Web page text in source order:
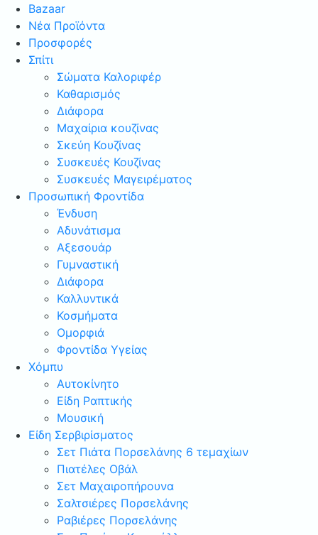
Bazaar
Νέα Προϊόντα
Προσφορές
Σπίτι
Σώματα Καλοριφέρ
Καθαρισμός
Διάφορα
Μαχαίρια κουζίνας
Σκεύη Κουζίνας
Συσκευές Κουζίνας
Συσκευές Μαγειρέματος
Προσωπική Φροντίδα
Ένδυση
Αδυνάτισμα
Αξεσουάρ
Γυμναστική
Διάφορα
Καλλυντικά
Κοσμήματα
Ομορφιά
Φροντίδα Υγείας
Χόμπυ
Αυτοκίνητο
Είδη Ραπτικής
Μουσική
Είδη Σερβιρίσματος
Σετ Πιάτα Πορσελάνης 6 τεμαχίων
Πιατέλες Οβάλ
Σετ Μαχαιροπήρουνα
Σαλτσιέρες Πορσελάνης
Ραβιέρες Πορσελάνης